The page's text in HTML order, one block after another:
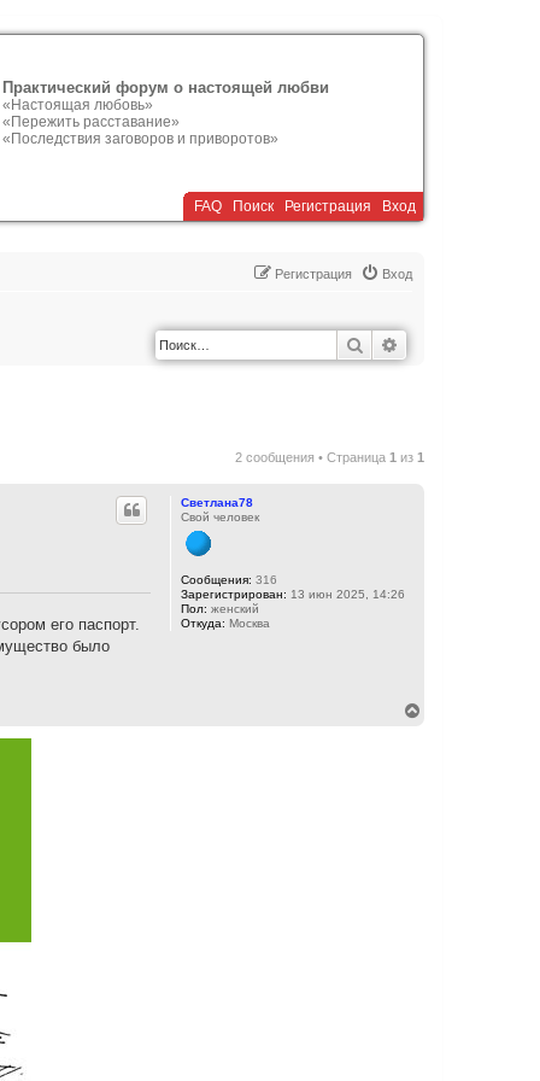
Практический форум о настоящей любви
«Настоящая любовь»
«Пережить расставание»
«Последствия заговоров и приворотов»
FAQ Поиск Регистрация Вход
Вход
Регистрация
Поиск
2 сообщения • Страница 1 из 1
Светлана78
Свой человек
Сообщения: 316
Зарегистрирован: 13 июн 2025, 14:26
Пол: женский
Откуда: Москва
его паспорт.
было